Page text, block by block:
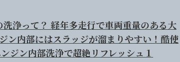
浄って？ 経年多走行で車両重量のある大
ン内部にはスラッジが溜まりやすい！酷使
ジン内部洗浄で超絶リフレッシュ１